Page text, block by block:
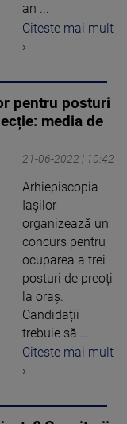
an ...
Citeste mai mult
›
pentru posturi
media de
21-06-2022 | 10:42
Arhiepiscopia
Iașilor
organizează un
concurs pentru
ocuparea a trei
posturi de preoți
la oraș.
Candidații
trebuie să ...
Citeste mai mult
›